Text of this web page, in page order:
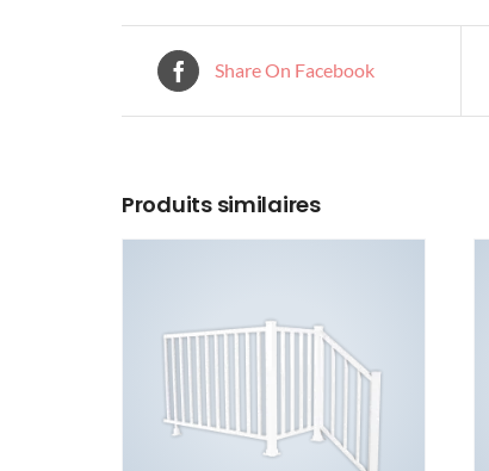
Share On Facebook
Produits similaires